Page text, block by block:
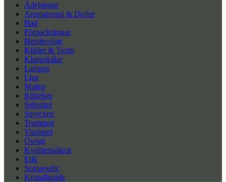
Ädelstenar
Aromaterapi & Dofter
Bad
Förpackningar
Hemtrevligt
Kläder & Textil
Klangskålar
Lampor
Ljus
Mattor
Rökelser
Seleniter
Smycken
Trummor
Vindspel
Övrigt
Kvalitetssäkrat
Etik
Somavedic
Kristallguide